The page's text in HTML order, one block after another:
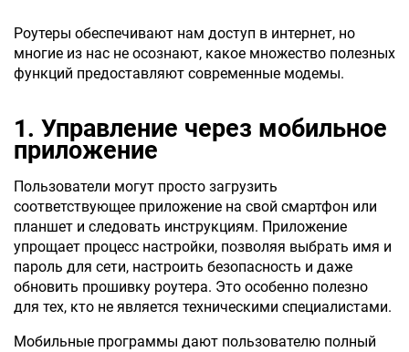
Роутеры обеспечивают нам доступ в интернет, но
многие из нас не осознают, какое множество полезных
функций предоставляют современные модемы.
1. Управление через мобильное
приложение
Пользователи могут просто загрузить
соответствующее приложение на свой смартфон или
планшет и следовать инструкциям. Приложение
упрощает процесс настройки, позволяя выбрать имя и
пароль для сети, настроить безопасность и даже
обновить прошивку роутера. Это особенно полезно
для тех, кто не является техническими специалистами.
Мобильные программы дают пользователю полный